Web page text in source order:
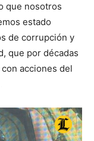
que nosotros
estado
de corrupción y
que por décadas
acciones del